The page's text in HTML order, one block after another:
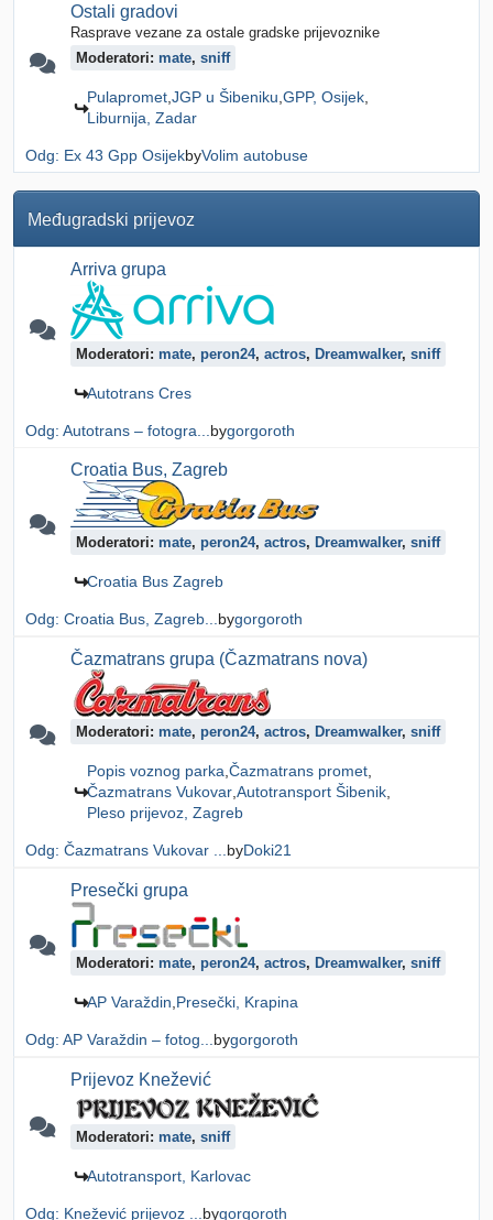
Ostali gradovi
Rasprave vezane za ostale gradske prijevoznike
Moderatori: mate, sniff
Pulapromet JGP u Šibeniku GPP, Osijek
Liburnija, Zadar
Odg: Ex 43 Gpp OsijekbyVolim autobuse
Međugradski prijevoz
Arriva grupa
Moderatori: mate, peron24, actros, Dreamwalker, sniff
Autotrans Cres
Odg: Autotrans – fotogra... bygorgoroth
Croatia Bus, Zagreb
Moderatori: mate, peron24, actros, Dreamwalker, sniff
Croatia Bus Zagreb
Odg: Croatia Bus, Zagreb... bygorgoroth
Čazmatrans grupa (Čazmatrans nova)
Moderatori: mate, peron24, actros, Dreamwalker, sniff
Popis voznog parka Čazmatrans promet
Čazmatrans Vukovar Autotransport Šibenik
Pleso prijevoz, Zagreb
Odg: Čazmatrans Vukovar ... byDoki21
Presečki grupa
Moderatori: mate, peron24, actros, Dreamwalker, sniff
AP Varaždin Presečki, Krapina
Odg: AP Varaždin – fotog... bygorgoroth
Prijevoz Knežević
Moderatori: mate, sniff
Autotransport, Karlovac
Odg: Knežević prijevoz ... bygorgoroth